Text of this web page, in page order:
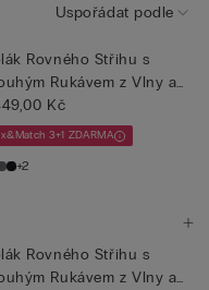
Uspořádat podle
Rovného Střihu s
Rukávem z Vlny a
Kč
3+1 ZDARMA
+2
Rovného Střihu s
Rukávem z Vlny a